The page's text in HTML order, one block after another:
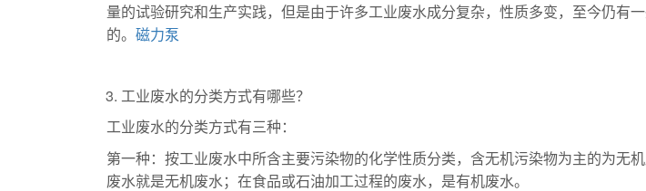
量的试验研究和生产实践，但是由于许多工业废水成分复杂，性质多变，至今仍有
的。 磁力泵
工业废水的分类方式有哪些？
工业废水的分类方式有三种：
第一种：按工业废水中所含主要污染物的化学性质分类，含无机污染物为主的为无
废水就是无机废水；在食品或石油加工过程的废水，是有机废水。